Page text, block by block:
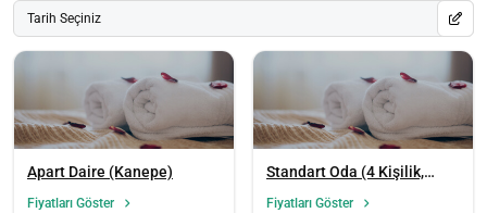
Tarih Seçiniz
Apart Daire (Kanepe)
Fiyatları Göster
Standart Oda (4 Kişilik,
Fiyatları Göster